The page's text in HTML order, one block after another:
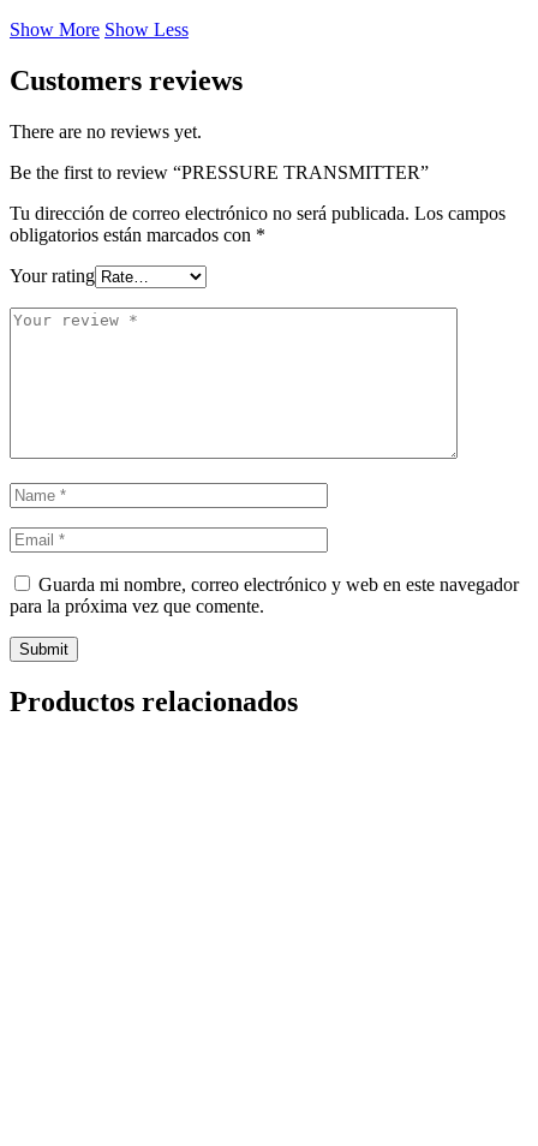
Show More Show Less
Customers reviews
There are no reviews yet.
Be the first to review “PRESSURE TRANSMITTER”
Tu dirección de correo electrónico no será publicada. Los campos
obligatorios están marcados con *
Your rating
Guarda mi nombre, correo electrónico y web en este navegador
para la próxima vez que comente.
Productos relacionados